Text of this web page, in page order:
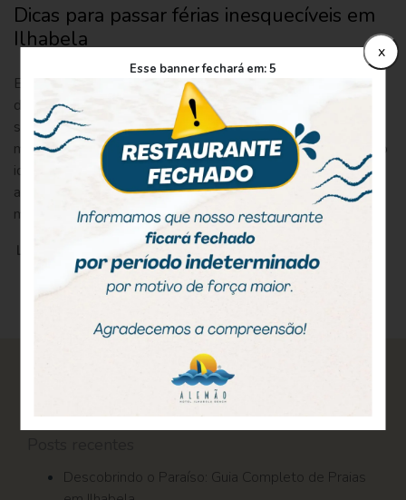
Dicas para passar férias inesquecíveis em
Ilhabela
Está programando suas férias? Escolha Ilhabela que é um
destino turístico do litoral norte de São Paulo
surpreendente! Você terá a sua disposição 42 praias
maravilhosas e um parque estadual preservado. É o destino
ideal para quem procura praias paradisíacas, cachoeiras e
atividades favoritas para curtir sol e mar. Para aproveitar ao
máximo e ter […]
LEIA MAIS
Descobrindo o Paraíso: Guia Completo de Praias
x
Esse banner fechará em:5